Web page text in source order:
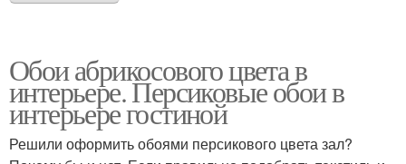
Обои абрикосового цвета в
интерьере. Персиковые обои в
интерьере гостиной
Решили оформить обоями персикового цвета зал?